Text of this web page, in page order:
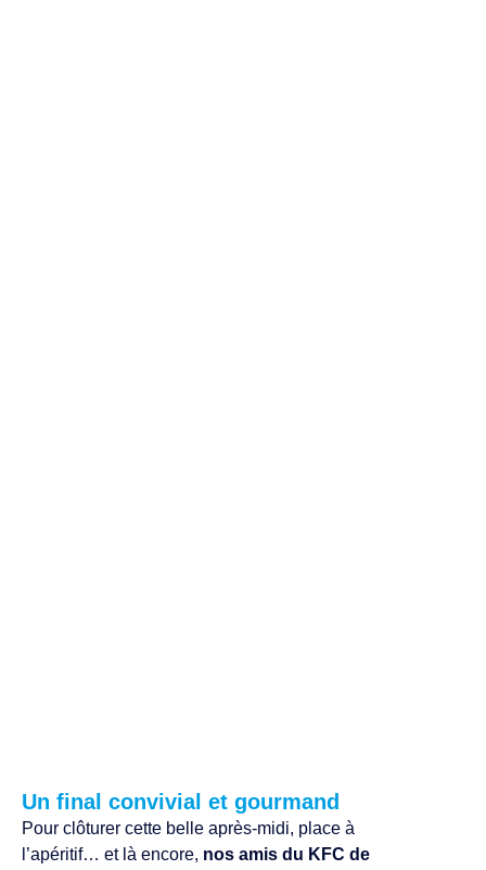
Un final convivial et gourmand
Pour clôturer cette belle après-midi, place à
l’apéritif… et là encore, nos amis du KFC de